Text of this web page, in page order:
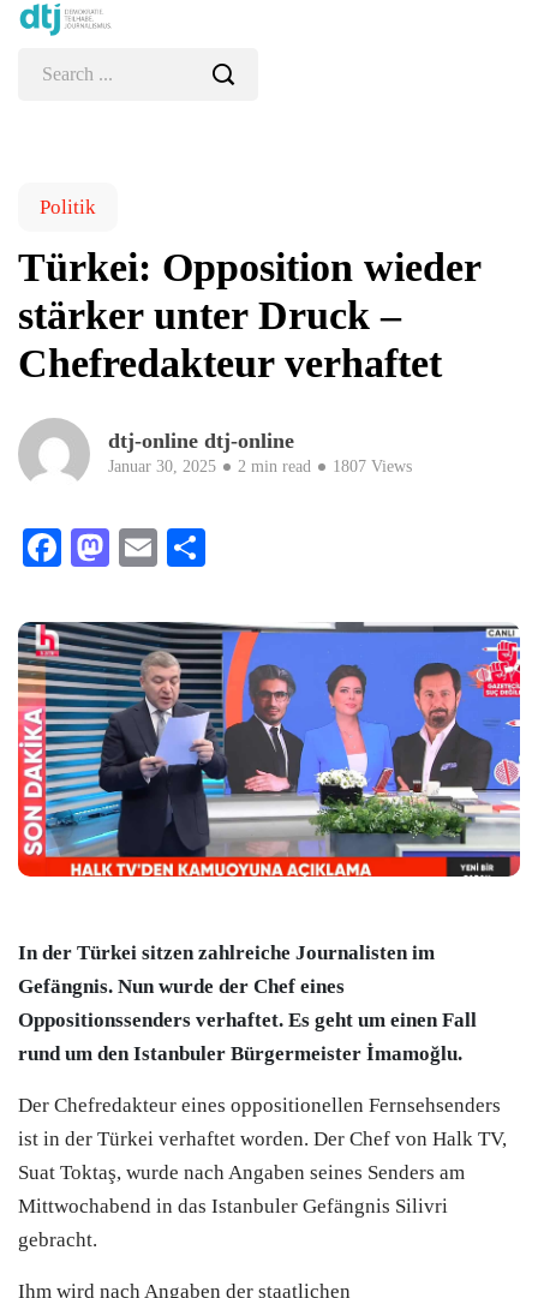
Politik
Türkei: Opposition wieder
stärker unter Druck –
Chefredakteur verhaftet
dtj-online dtj-online
Januar 30, 2025 2 min read 1807 Views
Facebook
Mastodon
Email
In der Türkei sitzen zahlreiche Journalisten im
Gefängnis. Nun wurde der Chef eines
Oppositionssenders verhaftet. Es geht um einen Fall
rund um den Istanbuler Bürgermeister İmamoğlu.
Der Chefredakteur eines oppositionellen Fernsehsenders
ist in der Türkei verhaftet worden. Der Chef von Halk TV,
Suat Toktaş, wurde nach Angaben seines Senders am
Mittwochabend in das Istanbuler Gefängnis Silivri
gebracht.
Ihm wird nach Angaben der staatlichen